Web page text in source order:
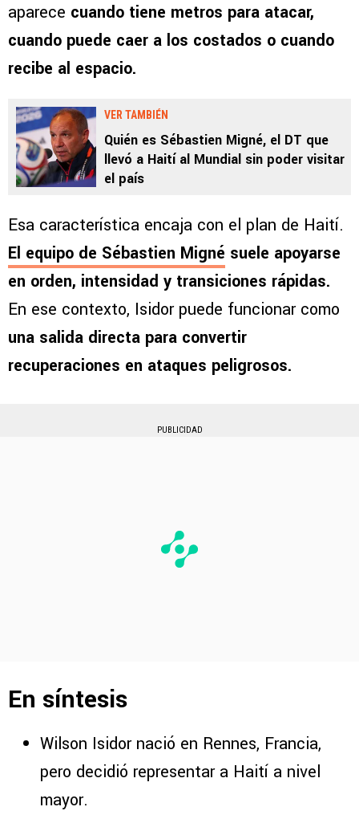
aparece cuando tiene metros para atacar,
cuando puede caer a los costados o cuando
recibe al espacio.
VER TAMBIÉN
Quién es Sébastien Migné, el DT que
llevó a Haití al Mundial sin poder visitar
el país
Esa característica encaja con el plan de Haití.
El equipo de Sébastien Migné suele apoyarse
en orden, intensidad y transiciones rápidas.
En ese contexto, Isidor puede funcionar como
una salida directa para convertir
recuperaciones en ataques peligrosos.
PUBLICIDAD
En síntesis
Wilson Isidor nació en Rennes, Francia,
pero decidió representar a Haití a nivel
mayor.